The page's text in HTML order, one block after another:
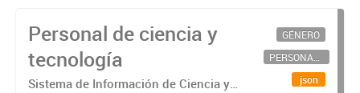
Personal de ciencia y
tecnología
Sistema de Información de Ciencia y
GÉNERO
PERSONAL CIENTÍFICO-TECNOLÓGICO
json